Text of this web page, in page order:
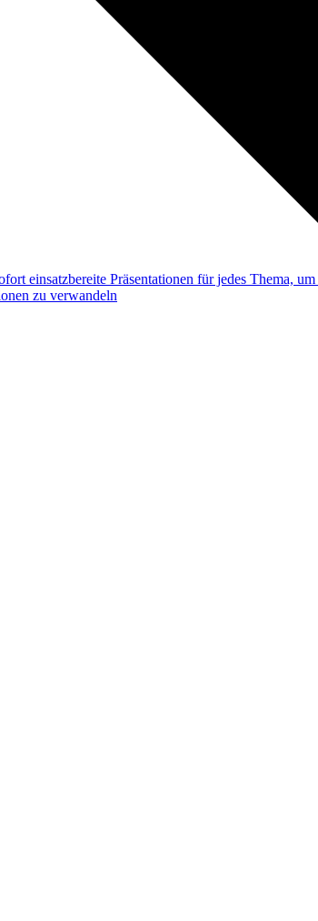
einsatzbereite Präsentationen für jedes Thema,
zu verwandeln